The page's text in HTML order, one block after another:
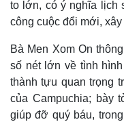
to lớn, có ý nghĩa lịch
công cuộc đổi mới,
Bà Men Xom On
số nét lớn về tình
thành tựu quan trọng
của Campuchia; bày
giúp đỡ quý báu,